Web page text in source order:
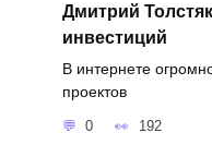
Дмитрий
инвестиций
В интернете
проектов
0 192